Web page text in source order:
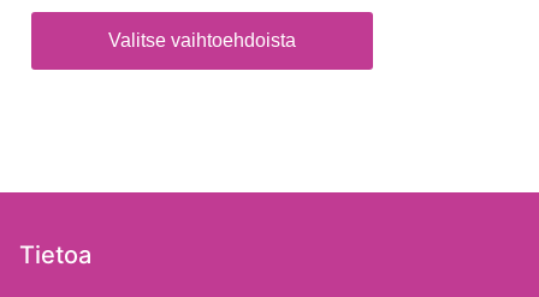
Valitse vaihtoehdoista
Tietoa